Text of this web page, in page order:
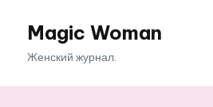
ПерейтиMagic Woman
Женский журнал.